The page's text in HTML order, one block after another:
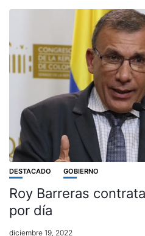
DESTACADO GOBIERNO
Roy Barreras
por día
diciembre 19, 2022